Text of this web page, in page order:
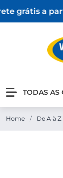
grátis a
TODAS AS
Home / De A à Z